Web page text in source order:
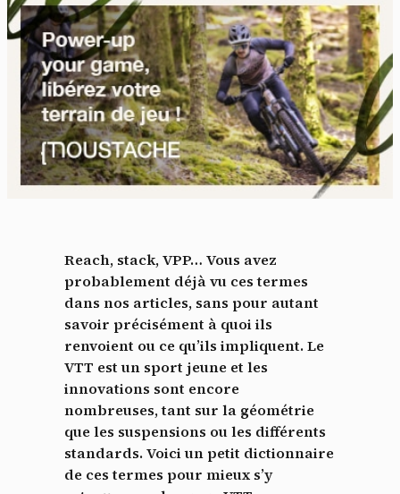
Reach, stack, VPP… Vous avez
probablement déjà vu ces termes
dans nos articles, sans pour autant
savoir précisément à quoi ils
renvoient ou ce qu’ils impliquent. Le
VTT est un sport jeune et les
innovations sont encore
nombreuses, tant sur la géométrie
que les suspensions ou les différents
standards. Voici un petit dictionnaire
de ces termes pour mieux s’y